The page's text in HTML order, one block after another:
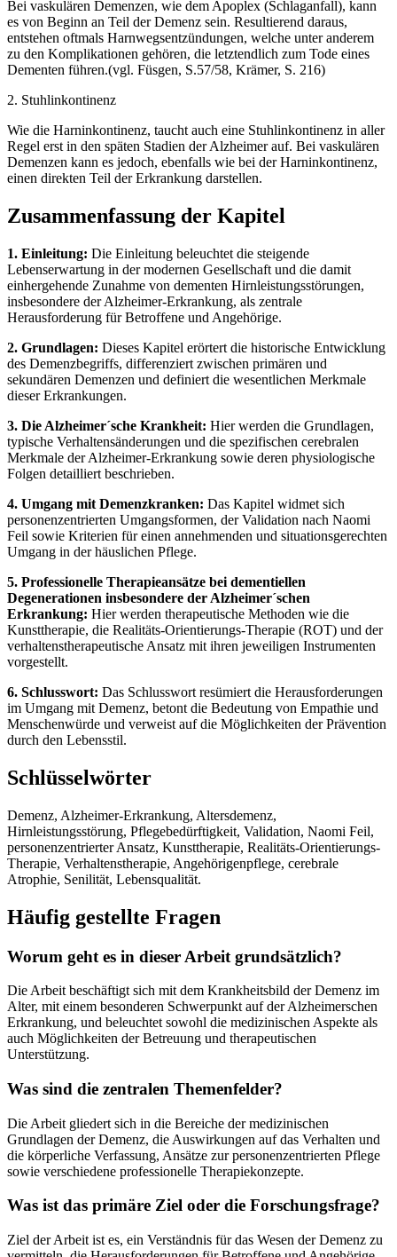
Bei vaskulären Demenzen, wie dem Apoplex (Schlaganfall), kann
es von Beginn an Teil der Demenz sein. Resultierend daraus,
entstehen oftmals Harnwegsentzündungen, welche unter anderem
zu den Komplikationen gehören, die letztendlich zum Tode eines
Dementen führen.(vgl. Füsgen, S.57/58, Krämer, S. 216)
2. Stuhlinkontinenz
Wie die Harninkontinenz, taucht auch eine Stuhlinkontinenz in aller
Regel erst in den späten Stadien der Alzheimer auf. Bei vaskulären
Demenzen kann es jedoch, ebenfalls wie bei der Harninkontinenz,
einen direkten Teil der Erkrankung darstellen.
Zusammenfassung der Kapitel
1. Einleitung: Die Einleitung beleuchtet die steigende
Lebenserwartung in der modernen Gesellschaft und die damit
einhergehende Zunahme von dementen Hirnleistungsstörungen,
insbesondere der Alzheimer-Erkrankung, als zentrale
Herausforderung für Betroffene und Angehörige.
2. Grundlagen: Dieses Kapitel erörtert die historische Entwicklung
des Demenzbegriffs, differenziert zwischen primären und
sekundären Demenzen und definiert die wesentlichen Merkmale
dieser Erkrankungen.
3. Die Alzheimer´sche Krankheit: Hier werden die Grundlagen,
typische Verhaltensänderungen und die spezifischen cerebralen
Merkmale der Alzheimer-Erkrankung sowie deren physiologische
Folgen detailliert beschrieben.
4. Umgang mit Demenzkranken: Das Kapitel widmet sich
personenzentrierten Umgangsformen, der Validation nach Naomi
Feil sowie Kriterien für einen annehmenden und situationsgerechten
Umgang in der häuslichen Pflege.
5. Professionelle Therapieansätze bei dementiellen
Degenerationen insbesondere der Alzheimer´schen
Erkrankung: Hier werden therapeutische Methoden wie die
Kunsttherapie, die Realitäts-Orientierungs-Therapie (ROT) und der
verhaltenstherapeutische Ansatz mit ihren jeweiligen Instrumenten
vorgestellt.
6. Schlusswort: Das Schlusswort resümiert die Herausforderungen
im Umgang mit Demenz, betont die Bedeutung von Empathie und
Menschenwürde und verweist auf die Möglichkeiten der Prävention
durch den Lebensstil.
Schlüsselwörter
Demenz, Alzheimer-Erkrankung, Altersdemenz,
Hirnleistungsstörung, Pflegebedürftigkeit, Validation, Naomi Feil,
personenzentrierter Ansatz, Kunsttherapie, Realitäts-Orientierungs-
Therapie, Verhaltenstherapie, Angehörigenpflege, cerebrale
Atrophie, Senilität, Lebensqualität.
Häufig gestellte Fragen
Worum geht es in dieser Arbeit grundsätzlich?
Die Arbeit beschäftigt sich mit dem Krankheitsbild der Demenz im
Alter, mit einem besonderen Schwerpunkt auf der Alzheimerschen
Erkrankung, und beleuchtet sowohl die medizinischen Aspekte als
auch Möglichkeiten der Betreuung und therapeutischen
Unterstützung.
Was sind die zentralen Themenfelder?
Die Arbeit gliedert sich in die Bereiche der medizinischen
Grundlagen der Demenz, die Auswirkungen auf das Verhalten und
die körperliche Verfassung, Ansätze zur personenzentrierten Pflege
sowie verschiedene professionelle Therapiekonzepte.
Was ist das primäre Ziel oder die Forschungsfrage?
Ziel der Arbeit ist es, ein Verständnis für das Wesen der Demenz zu